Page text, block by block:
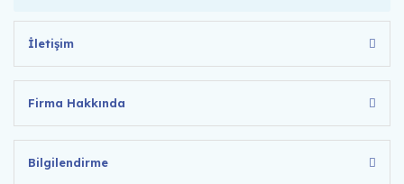
İletişim
Firma Hakkında
Bilgilendirme